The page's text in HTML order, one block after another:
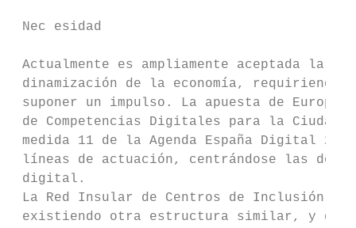
Nec esidad
Actualmente es ampliamente aceptada la
dinamización de la economía, requiriendo
suponer un impulso. La apuesta de
de Competencias Digitales para la
medida 11 de la Agenda España Digital
líneas de actuación, centrándose las
digital.
La Red Insular de Centros de Inclusión
existiendo otra estructura similar, y que